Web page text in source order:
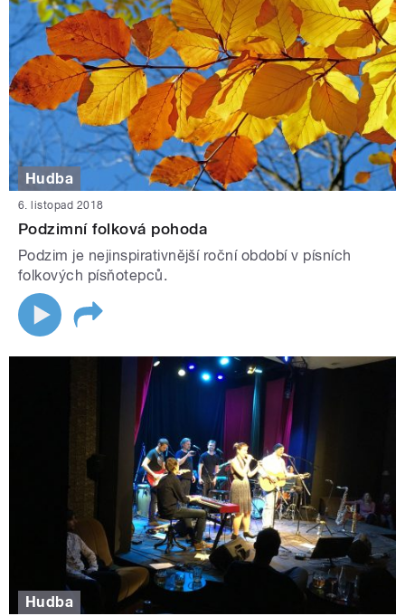
Hudba
6. listopad 2018
Podzimní folková pohoda
Podzim je nejinspirativnější roční období v písních
folkových písňotepců.
Hudba